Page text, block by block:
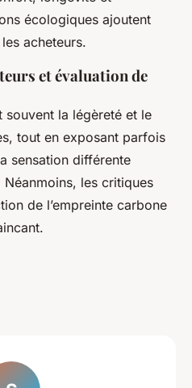
écologiques ajoutent
acheteurs.
et évaluation de
souvent la légèreté et le
tout en exposant parfois
sensation différente
les critiques
de l’empreinte carbone